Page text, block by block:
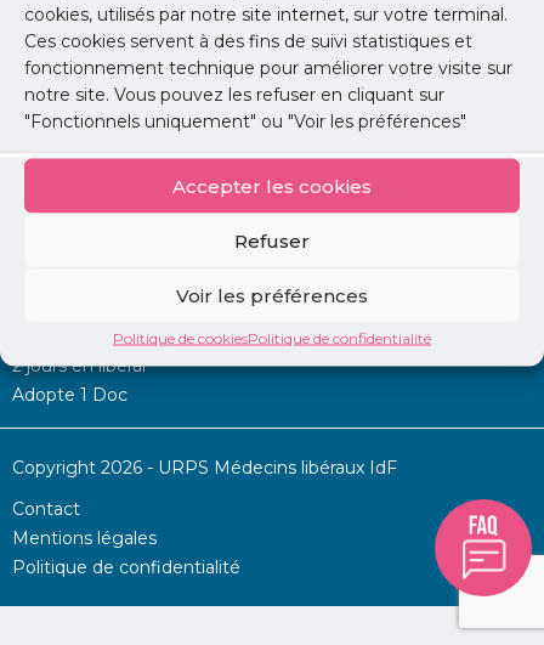
cookies, utilisés par notre site internet, sur votre terminal.
Ces cookies servent à des fins de suivi statistiques et
fonctionnement technique pour améliorer votre visite sur
notre site. Vous pouvez les refuser en cliquant sur
"Fonctionnels uniquement" ou "Voir les préférences"
Accepter les cookies
Refuser
Voir les préférences
Politique de cookiesPolitique de confidentialité
Permanence d’aide à l’installation
2 jours en libéral
Adopte 1 Doc
Copyright 2026 - URPS Médecins libéraux IdF
Contact
Mentions légales
Politique de confidentialité